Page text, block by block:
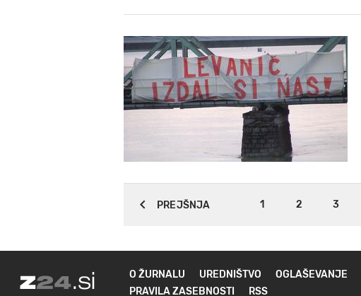
PREJŠNJA 1 2 3
O ŽURNALU UREDNIŠTVO OGLAŠEVANJE
PRAVILA ZASEBNOSTI
RSS